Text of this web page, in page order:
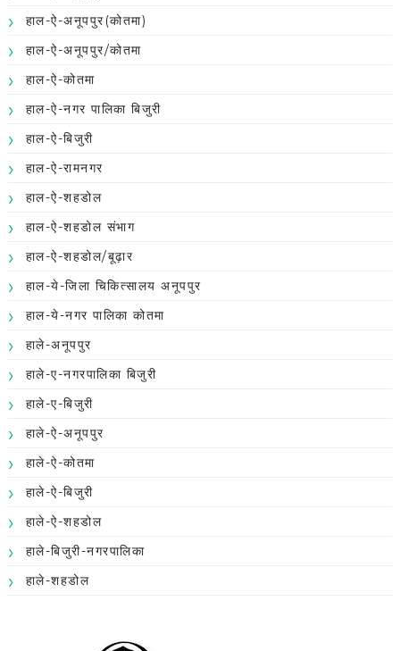
हाल-ऐ-अनूपपुर(कोतमा)
हाल-ऐ-अनूपपुर/कोतमा
हाल-ऐ-कोतमा
हाल-ऐ-नगर पालिका बिजुरी
हाल-ऐ-बिजुरी
हाल-ऐ-रामनगर
हाल-ऐ-शहडोल
हाल-ऐ-शहडोल संभाग
हाल-ऐ-शहडोल/बूढ़ार
हाल-ये-जिला चिकित्सालय अनूपपुर
हाल-ये-नगर पालिका कोतमा
हाले-अनूपपुर
हाले-ए-नगरपालिका बिजुरी
हाले-ए-बिजुरी
हाले-ऐ-अनूपपुर
हाले-ऐ-कोतमा
हाले-ऐ-बिजुरी
हाले-ऐ-शहडोल
हाले-बिजुरी-नगरपालिका
हाले-शहडोल